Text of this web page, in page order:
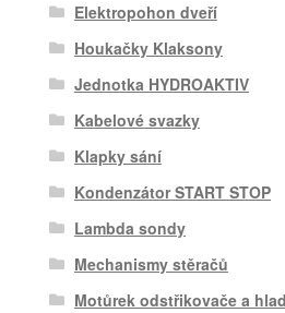
Elektropohon dveří
Houkačky Klaksony
Jednotka HYDROAKTIV
Kabelové svazky
Klapky sání
Kondenzátor START STOP
Lambda sondy
Mechanismy stěračů
Motůrek odstřikovače a